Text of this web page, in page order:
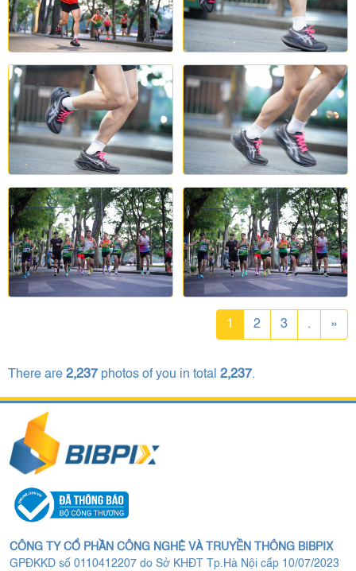
1 2 3 . »
There are 2,237 photos of you in total 2,237.
CÔNG TY CỔ PHẦN CÔNG NGHỆ VÀ TRUYỀN THÔNG BIBPIX
GPĐKKD số 0110412207 do Sở KHĐT Tp.Hà Nội cấp 10/07/2023